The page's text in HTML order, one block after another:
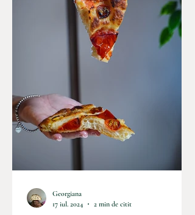
Georgiana
17 iul. 2024
2 min de citit